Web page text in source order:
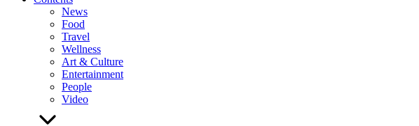
News
Food
Travel
Wellness
Art & Culture
Entertainment
People
Video